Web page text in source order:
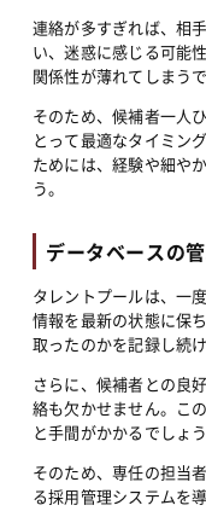
連絡が多すぎれば、相
い、迷惑に感じる可能
関係性が薄れてしまう
そのため、候補者一人
とって最適なタイミン
ためには、経験や細や
う。
データベースの
タレントプールは、一
情報を最新の状態に保
取ったのかを記録し続
さらに、候補者との良
絡も欠かせません。こ
と手間がかかるでしょう
そのため、専任の担当
る採用管理システムを